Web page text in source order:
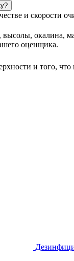
и скорости
оценщика.
и того,